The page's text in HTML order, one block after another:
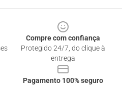
Compre com confiança
Protegido 24/7, do clique à
entrega
Pagamento 100% seguro